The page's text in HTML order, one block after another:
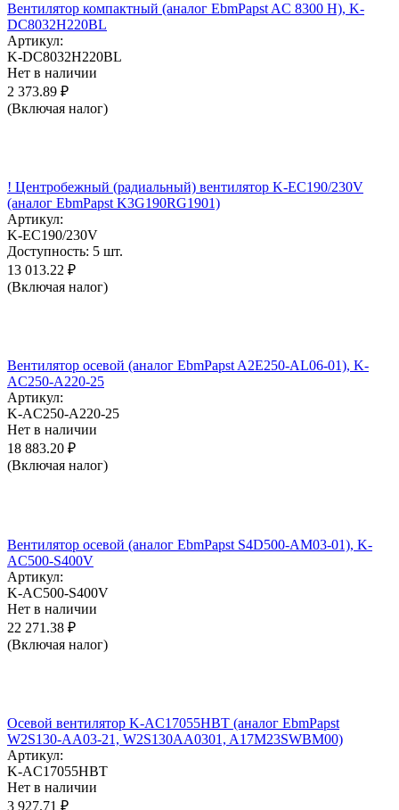
Вентилятор компактный (аналог EbmPapst AC 8300 H), K-
DC8032H220BL
Артикул:
K-DC8032H220BL
Нет в наличии
2 373.89 ₽
(Включая налог)
! Центробежный (радиальный) вентилятор K-EC190/230V
(аналог EbmPapst K3G190RG1901)
Артикул:
K-EC190/230V
Доступность: 5 шт.
13 013.22 ₽
(Включая налог)
Вентилятор осевой (аналог EbmPapst A2E250-AL06-01), K-
AC250-A220-25
Артикул:
K-AC250-A220-25
Нет в наличии
18 883.20 ₽
(Включая налог)
Вентилятор осевой (аналог EbmPapst S4D500-AM03-01), K-
AC500-S400V
Артикул:
K-AC500-S400V
Нет в наличии
22 271.38 ₽
(Включая налог)
Осевой вентилятор K-AC17055HBT (аналог EbmPapst
W2S130-AA03-21, W2S130AA0301, A17M23SWBM00)
Артикул:
K-AC17055HBT
Нет в наличии
3 927.71 ₽